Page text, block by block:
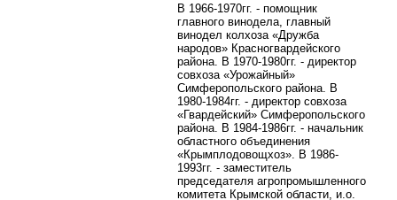
В 1966-1970гг. - помощник
главного винодела, главный
винодел колхоза «Дружба
народов» Красногвардейского
района. В 1970-1980гг. - директор
совхоза «Урожайный»
Симферопольского района. В
1980-1984гг. - директор совхоза
«Гвардейский» Симферопольского
района. В 1984-1986гг. - начальник
областного объединения
«Крымплодовощхоз». В 1986-
1993гг. - заместитель
председателя агропромышленного
комитета Крымской области, и.о.